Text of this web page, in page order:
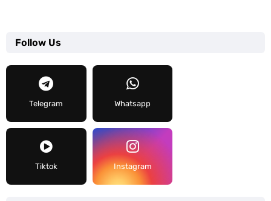
Follow Us
Telegram Whatsapp
Tiktok Instagram